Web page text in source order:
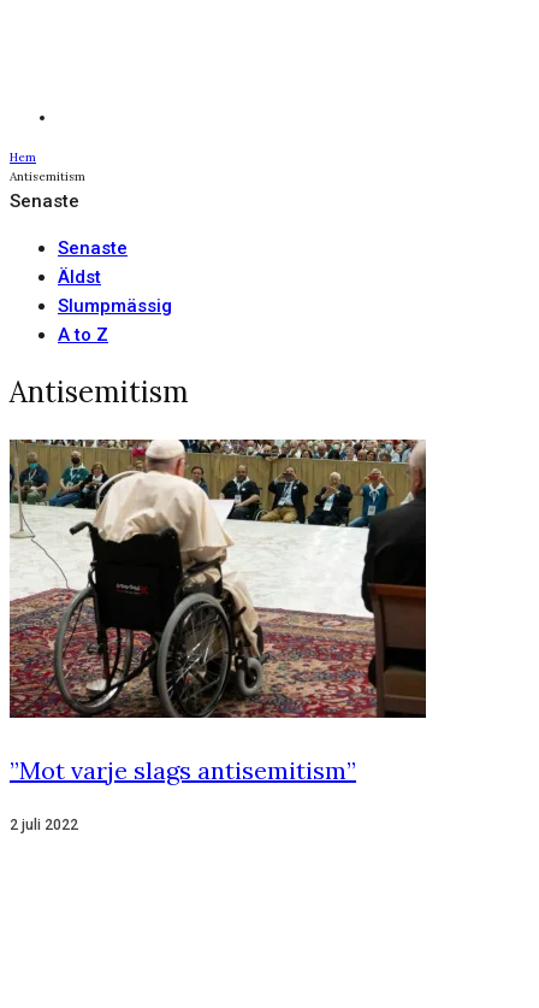
Hem
Antisemitism
Senaste
Senaste
Äldst
Slumpmässig
A to Z
Antisemitism
”Mot varje slags antisemitism”
2 juli 2022